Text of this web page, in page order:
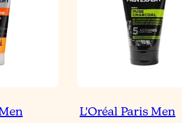
L'Oréal Paris Men